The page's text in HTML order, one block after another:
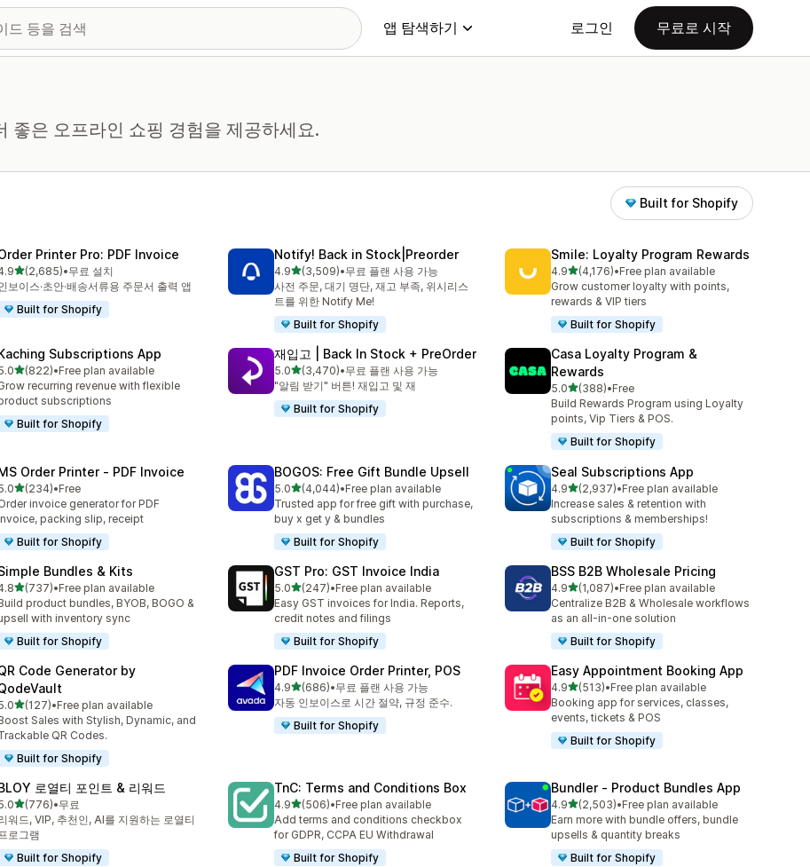
앱 탐색하기 로그인 무료로 시작
좋은 오프라인 쇼핑 경험을 제공하세요.
Built for Shopify
Printer Pro: PDF Invoice
별 5개 중
(2,685)
리뷰 2685개
•무료 설치
보이스·초안·배송서류용 주문서 출력 앱
Built for Shopify
Notify! Back in Stock|Preorder
4.9별 5개 중
(3,509)
총 리뷰 3509개
•무료 플랜 사용 가능
사전 주문, 대기 명단, 재고 부족, 위시리스
트를 위한 Notify Me!
Built for Shopify
Smile: Loyalty Program Rewards
4.9별 5개 중
(4,176)
총 리뷰 4176개
•Free plan available
Grow customer loyalty with points,
rewards & VIP tiers
Built for Shopify
Subscriptions App
별 5개 중
(822)
리뷰 822개
•Free plan available
recurring revenue with flexible
subscriptions
Built for Shopify
재입고 | Back In Stock + PreOrder
5.0별 5개 중
(3,470)
총 리뷰 3470개
•무료 플랜 사용 가능
"알림 받기" 버튼! 재입고 및 재
Built for Shopify
Casa Loyalty Program &
Rewards
5.0별 5개 중
(388)
총 리뷰 388개
•Free
Build Rewards Program using Loyalty
points, Vip Tiers & POS.
Built for Shopify
Order Printer ‑ PDF Invoice
별 5개 중
(234)
리뷰 234개
•Free
invoice generator for PDF
packing slip, receipt
Built for Shopify
BOGOS: Free Gift Bundle Upsell
5.0별 5개 중
(4,044)
총 리뷰 4044개
•Free plan available
Trusted app for free gift with purchase,
buy x get y & bundles
Built for Shopify
Seal Subscriptions App
4.9별 5개 중
(2,937)
총 리뷰 2937개
•Free plan available
Increase sales & retention with
subscriptions & memberships!
Built for Shopify
Bundles & Kits
별 5개 중
(737)
리뷰 737개
•Free plan available
product bundles, BYOB, BOGO &
with inventory sync
Built for Shopify
GST Pro: GST Invoice India
5.0별 5개 중
(247)
총 리뷰 247개
•Free plan available
Easy GST invoices for India. Reports,
credit notes and filings
Built for Shopify
BSS B2B Wholesale Pricing
4.9별 5개 중
(1,087)
총 리뷰 1087개
•Free plan available
Centralize B2B & Wholesale workflows
as an all-in-one solution
Built for Shopify
Code Generator by
별 5개 중
(127)
리뷰 127개
•Free plan available
Sales with Stylish, Dynamic, and
QR Codes.
Built for Shopify
PDF Invoice Order Printer, POS
4.9별 5개 중
(686)
총 리뷰 686개
•무료 플랜 사용 가능
자동 인보이스로 시간 절약, 규정 준수.
Built for Shopify
Easy Appointment Booking App
4.9별 5개 중
(513)
총 리뷰 513개
•Free plan available
Booking app for services, classes,
events, tickets & POS
Built for Shopify
로열티 포인트 & 리워드
별 5개 중
(776)
리뷰 776개
•무료
워드, VIP, 추천인, AI를 지원하는 로열티
로그램
Built for Shopify
TnC: Terms and Conditions Box
4.9별 5개 중
(506)
총 리뷰 506개
•Free plan available
Add terms and conditions checkbox
for GDPR, CCPA EU Withdrawal
Built for Shopify
Bundler ‑ Product Bundles App
4.9별 5개 중
(2,503)
총 리뷰 2503개
•Free plan available
Earn more with bundle offers, bundle
upsells & quantity breaks
Built for Shopify